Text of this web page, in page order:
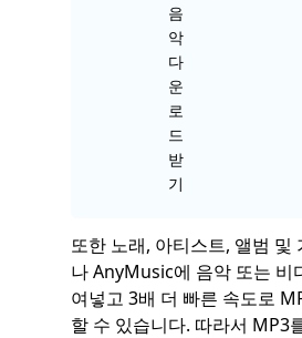
음
악
다
운
로
드
받
기
또한 노래, 아티스트, 앨범 및
나 AnyMusic에 음악 또는 비
여넣고 3배 더 빠른 속도로
할 수 있습니다. 따라서 MP3